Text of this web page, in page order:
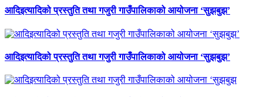
आदिइत्यादिको प्रस्तुति तथा गजुरी गाउँपालिकाको आयोजना ‘सुझबुझ’
आदिइत्यादिको प्रस्तुति तथा गजुरी गाउँपालिकाको आयोजना ‘सुझबुझ’